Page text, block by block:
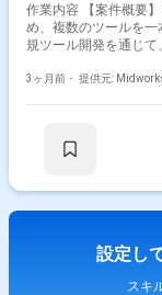
作業内容 【案件概要】 通信キャリア系金融会社における業務効率化のた
め、複数のツールを一本化する
規ツール開発を通じて、業
す。 VBA（Access）とSQL Serverを用いたツール開発・データ連携が中
グ ・作業進捗の報
3ヶ月前・ 提供元:
設定し
スキ